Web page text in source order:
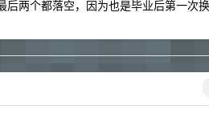
两个都落空，因为也是毕业后第一次